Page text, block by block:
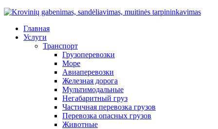
Главная
Услуги
Транспорт
Грузоперевозки
Море
Авиаперевозки
Железная дорога
Мультимодальные
Негабаритный груз
Частичная перевозка грузов
Перевозка опасных грузов
Животные